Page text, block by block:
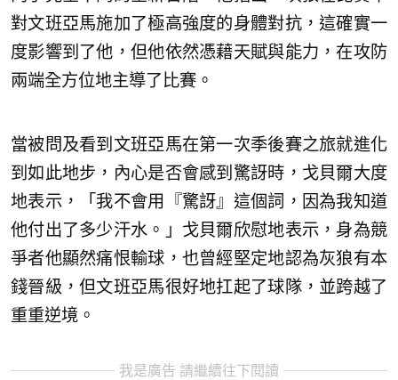
對文班亞馬施加了極高強度的身體對抗，這確實一
度影響到了他，但他依然憑藉天賦與能力，在攻防
兩端全方位地主導了比賽。
當被問及看到文班亞馬在第一次季後賽之旅就進化
到如此地步，內心是否會感到驚訝時，戈貝爾大度
地表示，「我不會用『驚訝』這個詞，因為我知道
他付出了多少汗水。」戈貝爾欣慰地表示，身為競
爭者他顯然痛恨輸球，也曾經堅定地認為灰狼有本
錢晉級，但文班亞馬很好地扛起了球隊，並跨越了
重重逆境。
我是廣告 請繼續往下閱讀